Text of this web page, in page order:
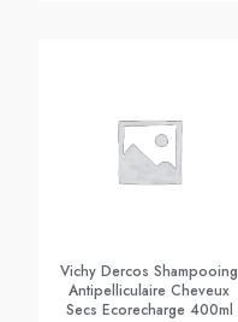
Vichy Dercos Shampooing
Antipelliculaire Cheveux
Secs Ecorecharge 400ml